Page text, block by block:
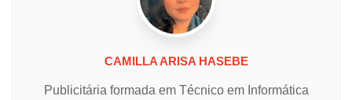
CAMILLA ARISA HASEBE
Publicitária formada em Técnico em Informática